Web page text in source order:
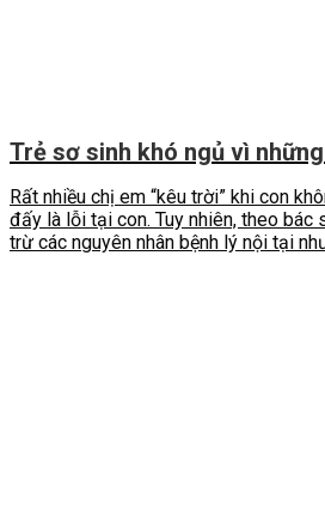
Trẻ sơ sinh khó ngủ vì
Rất nhiều chị em “kêu trời” khi con
đấy là lỗi tại con. Tuy nhiên, theo bác
trừ các nguyên nhân bệnh lý nội tại